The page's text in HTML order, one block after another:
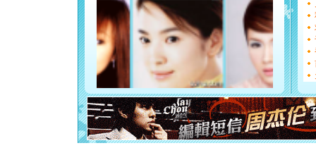
[圣诞节]
能正大
都要快乐
[圣诞节]
如意,快
[元旦]
看
断电。
你是我
[元旦]如
起；二是
离。水晶
[元旦]当